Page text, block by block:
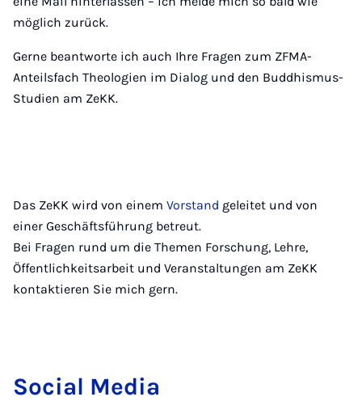
möglich zurück.
Gerne beantworte ich auch Ihre Fragen zum ZFMA-
Anteilsfach Theologien im Dialog und den Buddhismus-
Studien am ZeKK.
Das ZeKK wird von einem Vorstand geleitet und von
einer Geschäftsführung betreut.
Bei Fragen rund um die Themen Forschung, Lehre,
Öffentlichkeitsarbeit und Veranstaltungen am ZeKK
kontaktieren Sie mich gern.
So­cial Me­dia